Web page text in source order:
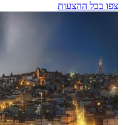
צפו בכל ההצעות